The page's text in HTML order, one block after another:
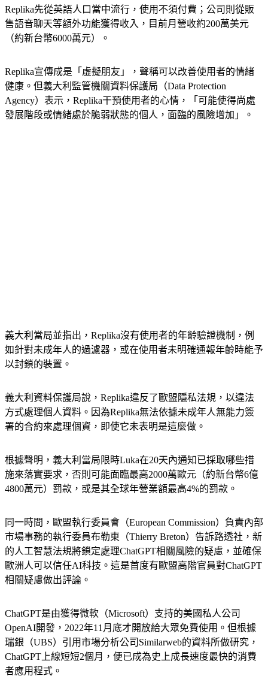
Replika先從英語人口當中流行，使用不須付費；公司則從販
售語音聊天等額外功能獲得收入，目前月營收約200萬美元
（約新台幣6000萬元）。
Replika宣傳成是「虛擬朋友」，聲稱可以改善使用者的情緒
健康。但義大利監管機關資料保護局（Data Protection
Agency）表示，Replika干預使用者的心情，「可能使得尚處
發展階段或情緒處於脆弱狀態的個人，面臨的風險增加」。
義大利當局並指出，Replika沒有使用者的年齡驗證機制，例
如針對未成年人的過濾器，或在使用者未明確通報年齡時能予
以封鎖的裝置。
義大利資料保護局說，Replika違反了歐盟隱私法規，以違法
方式處理個人資料。因為Replika無法依據未成年人無能力簽
署的合約來處理個資，即使它未表明是這麼做。
根據聲明，義大利當局限時Luka在20天內通知已採取哪些措
施來落實要求，否則可能面臨最高2000萬歐元（約新台幣6億
4800萬元）罰款，或是其全球年營業額最高4%的罰款。
同一時間，歐盟執行委員會（European Commission）負責內部
市場事務的執行委員布勒東（Thierry Breton）告訴路透社，新
的人工智慧法規將鎖定處理ChatGPT相關風險的疑慮，並確保
歐洲人可以信任AI科技。這是首度有歐盟高階官員對ChatGPT
相關疑慮做出評論。
ChatGPT是由獲得微軟（Microsoft）支持的美國私人公司
OpenAI開發，2022年11月底才開放給大眾免費使用。但根據
瑞銀（UBS）引用市場分析公司Similarweb的資料所做研究，
ChatGPT上線短短2個月，便已成為史上成長速度最快的消費
者應用程式。